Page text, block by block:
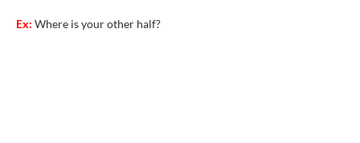
Ex: Where is your other half?